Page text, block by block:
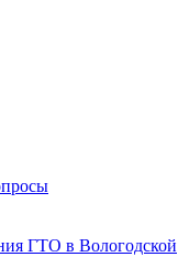
ГТО в Вологодской